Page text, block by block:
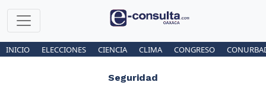
INICIO ELECCIONES CIENCIA CLIMA CONGRESO
Seguridad